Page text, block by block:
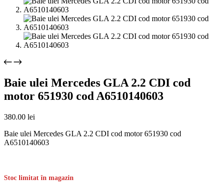
Baie ulei Mercedes GLA 2.2 CDI cod
motor 651930 cod A6510140603
380.00 lei
Baie ulei Mercedes GLA 2.2 CDI cod motor 651930 cod
A6510140603
Stoc limitat în magazin